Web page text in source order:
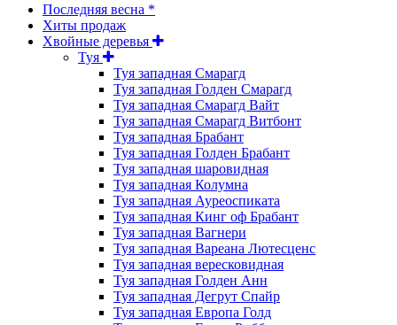
Последняя весна *
Хиты продаж
Хвойные деревья
Туя
Туя западная Смарагд
Туя западная Голден Смарагд
Туя западная Смарагд Вайт
Туя западная Смарагд Витбонт
Туя западная Брабант
Туя западная Голден Брабант
Туя западная шаровидная
Туя западная Колумна
Туя западная Ауреоспиката
Туя западная Кинг оф Брабант
Туя западная Вагнери
Туя западная Вареана Лютесценс
Туя западная вересковидная
Туя западная Голден Анн
Туя западная Дегрут Спайр
Туя западная Европа Голд